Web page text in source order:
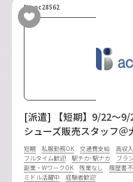
No.oc28562
[派遣] 【短期】9/22～9/
シューズ販売スタッフ＠
短期 私服勤務OK 交通費支給 高収
フルタイム歓迎
駅チカ･駅ナカ ブラ
副業・WワークOK
残業なし 履歴書
ミドル活躍中
経験者歓迎